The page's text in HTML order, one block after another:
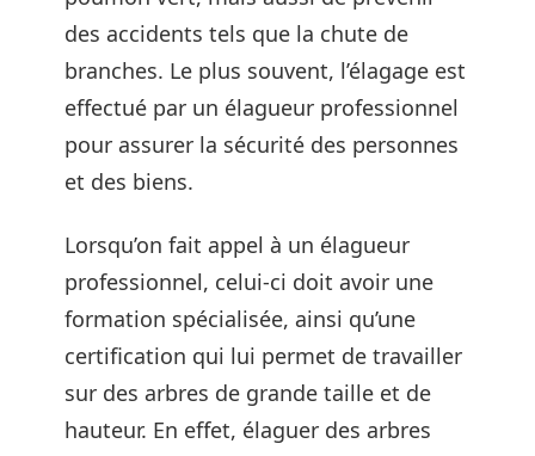
des accidents tels que la chute de
branches. Le plus souvent, l’élagage est
effectué par un élagueur professionnel
pour assurer la sécurité des personnes
et des biens.
Lorsqu’on fait appel à un élagueur
professionnel, celui-ci doit avoir une
formation spécialisée, ainsi qu’une
certification qui lui permet de travailler
sur des arbres de grande taille et de
hauteur. En effet, élaguer des arbres